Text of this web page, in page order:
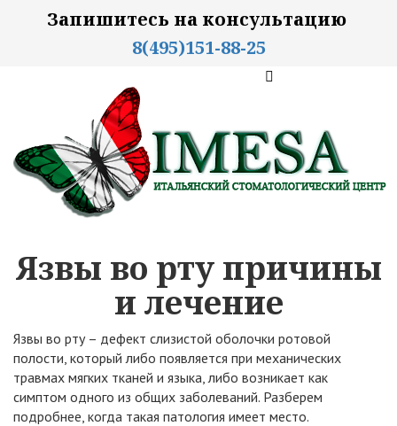
Запишитесь на консультацию
8(495)151-88-25
Язвы во рту причины
и лечение
Язвы во рту – дефект слизистой оболочки ротовой
полости, который либо появляется при механических
травмах мягких тканей и языка, либо возникает как
симптом одного из общих заболеваний. Разберем
подробнее, когда такая патология имеет место.